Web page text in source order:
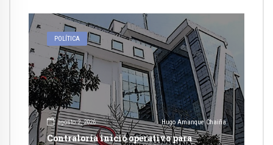
POLÍTICA
agosto 2, 2026 Hugo Amanque Chaiña
Contraloría inició operativo para